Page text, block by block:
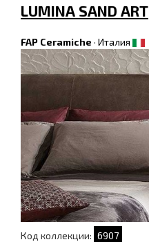
LUMINA SAND ART
FAP Ceramiche · Италия
Код коллекции: 6907